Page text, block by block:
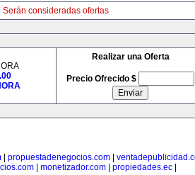
Serán consideradas ofertas
Realizar una Oferta
Precio Ofrecido $
| propuestadenegocios.com|
monetizador.com propiedades.ec